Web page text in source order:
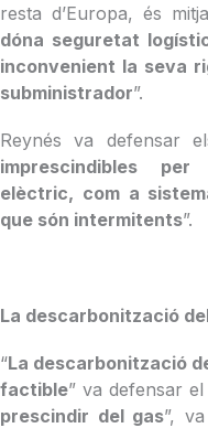
resta d’Europa, és
dóna seguretat
inconvenient la seva
subministrador”.
Reynés va defensar
imprescindibles
elèctric, com a
que són intermitents”.
La descarbonització
“La descarbonització
factible” va defensar
prescindir del gas”,